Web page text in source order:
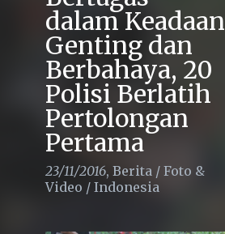
dalam Keadaan
Genting dan
Berbahaya, 20
Polisi Berlatih
Pertolongan
Pertama
23/11/2016, Berita / Foto &
Video / Indonesia